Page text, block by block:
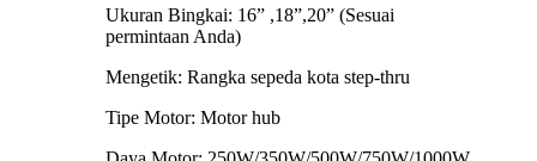
Ukuran Bingkai: 16” ,18”,20” (Sesuai
permintaan Anda)
Mengetik: Rangka sepeda kota step-thru
Tipe Motor: Motor hub